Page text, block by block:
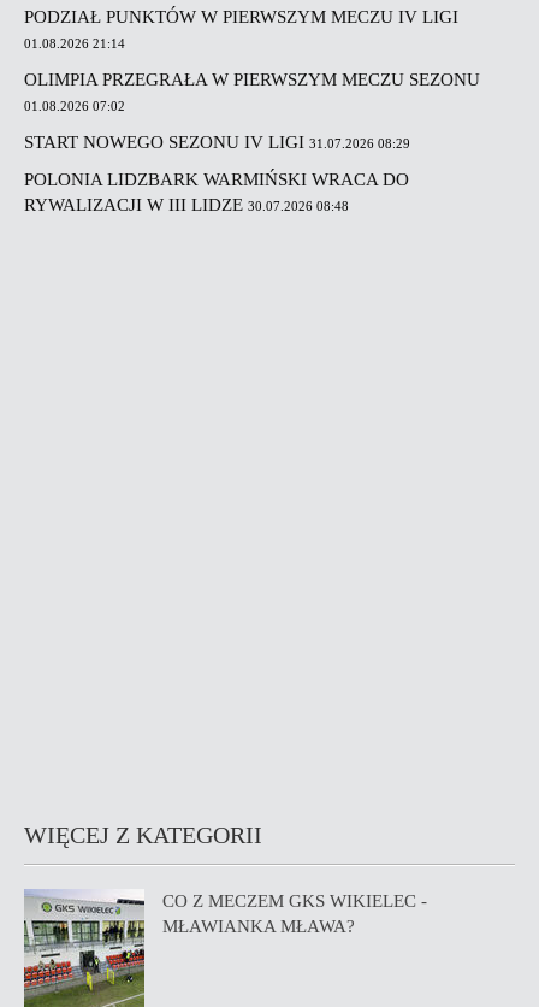
PODZIAŁ PUNKTÓW W PIERWSZYM MECZU IV LIGI
01.08.2026 21:14
OLIMPIA PRZEGRAŁA W PIERWSZYM MECZU SEZONU
01.08.2026 07:02
START NOWEGO SEZONU IV LIGI 31.07.2026 08:29
POLONIA LIDZBARK WARMIŃSKI WRACA DO
RYWALIZACJI W III LIDZE 30.07.2026 08:48
WIĘCEJ Z KATEGORII
CO Z MECZEM GKS WIKIELEC -
MŁAWIANKA MŁAWA?